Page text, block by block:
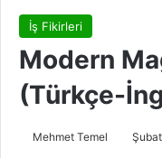
İş Fikirleri
Modern
(Türkçe-
Mehmet Temel